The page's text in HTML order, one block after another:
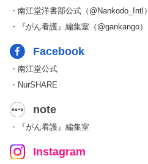
・南江堂洋書部公式（@Nankodo_Intl）
・『がん看護』編集室（@gankango）
Facebook
・南江堂公式
・NurSHARE
note
・『がん看護』編集室
Instagram